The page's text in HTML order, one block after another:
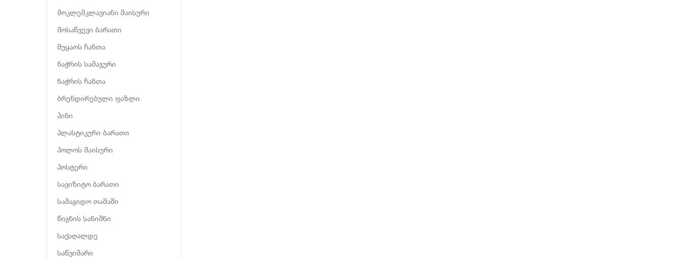
მოკლემკლავიანი მაისური
მოსაწვევი ბარათი
მუყაოს ჩანთა
ნაჭრის სამაჯური
ნაჭრის ჩანთა
ბრენდირებული ფაზლი
პინი
პლასტიკური ბარათი
პოლოს მაისური
პოსტერი
სავიზიტო ბარათი
სამაგიდო თამაში
წიგნის სანიშნი
საქაღალდე
საწვიმარი